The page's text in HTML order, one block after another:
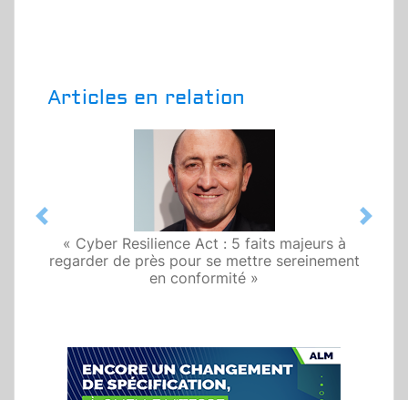
Articles en relation
« Cyber Resilience Act : 5 faits majeurs à
regarder de près pour se mettre sereinement
en conformité »
Previous Next